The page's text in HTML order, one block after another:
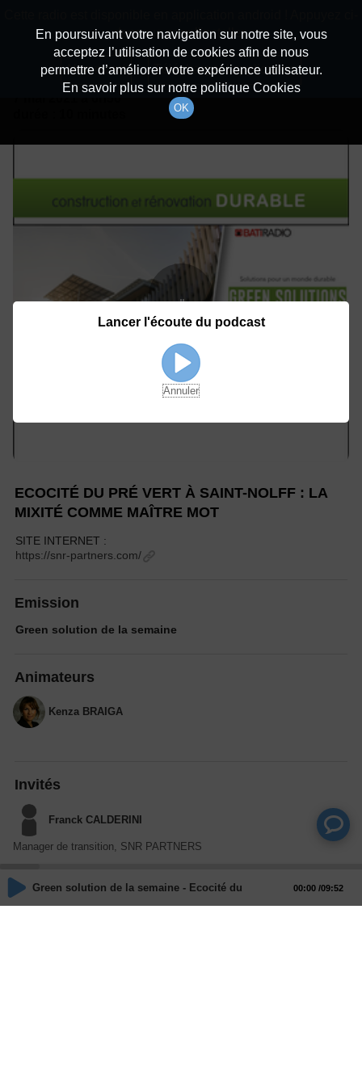
Détails De L'épisode
à 6h50
ECOCITÉ DU PRÉ VERT À SAINT-NOLFF : LA
MIXITÉ COMME MAÎTRE MOT
SITE INTERNET :
https://snr-partners.com/
Emission
Green solution de la semaine
Animateurs
Kenza BRAIGA
Invités
Franck CALDERINI
Manager de transition, SNR PARTNERS
Actions
Green solution de la semaine - Ecocité du pré vert à Saint-Nolff :
00:00 09:52
En poursuivant votre navigation sur notre site, vous
acceptez l’utilisation de cookies afin de nous
permettre d’améliorer votre expérience utilisateur.
En savoir plus sur notre politique Cookies
OK
dessous pour l'installer.
Non merci Télécharger l'application
Lancer l'écoute du podcast
Annuler